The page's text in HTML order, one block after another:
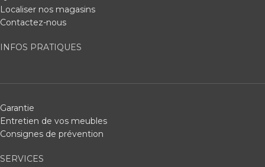
Localiser nos magasins
Contactez-nous
INFOS PRATIQUES
Garantie
Entretien de vos meubles
Consignes de prévention
SERVICES